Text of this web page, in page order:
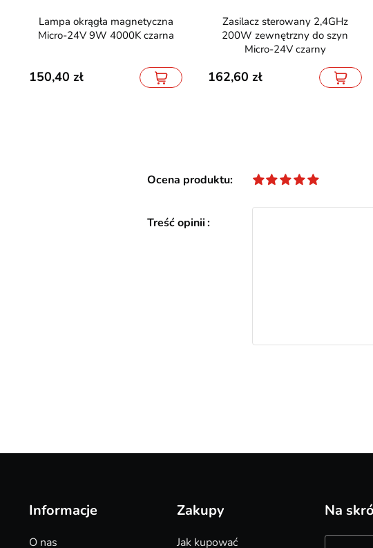
Lampa okrągła magnetyczna
Micro-24V 9W 4000K czarna
150,40
Zasilacz sterowany 2,4GHz
200W zewnętrzny do szyn
Micro-24V czarny
162,60
Ocena produktu
Treść opinii
Informacje
O nas
Zakupy
Jak kupować
Na